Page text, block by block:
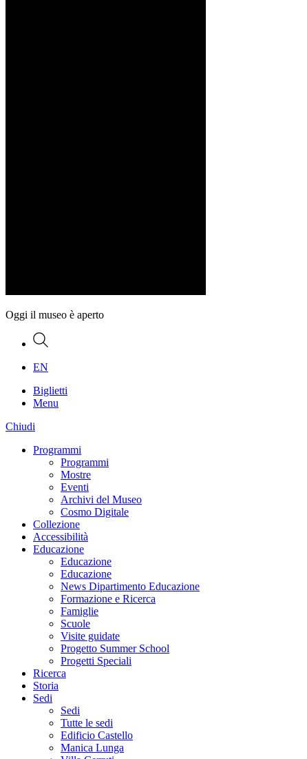
Oggi il museo è aperto
Ricerca
EN
Biglietti
Menu
Chiudi
Programmi
Programmi
Mostre
Eventi
Archivi del Museo
Cosmo Digitale
Collezione
Accessibilità
Educazione
Educazione
Educazione
News Dipartimento Educazione
Formazione e Ricerca
Famiglie
Scuole
Visite guidate
Progetto Summer School
Progetti Speciali
Ricerca
Storia
Sedi
Sedi
Tutte le sedi
Edificio Castello
Manica Lunga